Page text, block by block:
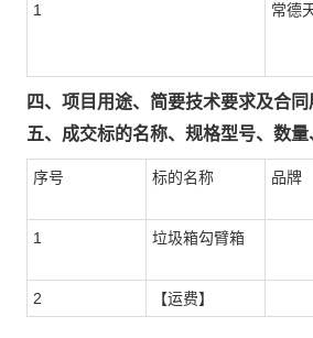
1 常德
四、项目用途、简要技术要求及合
五、成交标的名称、规格型号、数
序号 标的名称 品牌
1 垃圾箱勾臂箱
2 【运费】